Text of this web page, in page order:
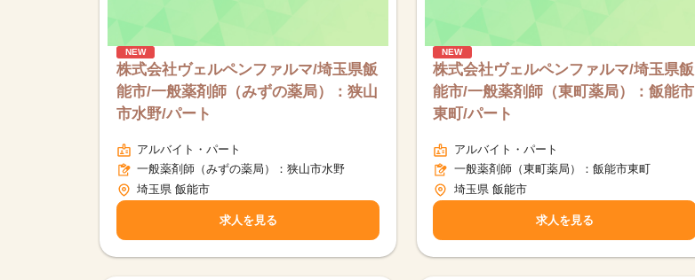
NEW
株式会社ヴェルペンファルマ/埼玉県飯
能市/一般薬剤師（みずの薬局）：狭山
市水野/パート
アルバイト・パート
一般薬剤師（みずの薬局）：狭山市水野
埼玉県 飯能市
求人を見る
NEW
株式会社ヴェルペンファルマ/埼玉県飯
能市/一般薬剤師（東町薬局）：飯能市
東町/パート
アルバイト・パート
一般薬剤師（東町薬局）：飯能市東町
埼玉県 飯能市
求人を見る